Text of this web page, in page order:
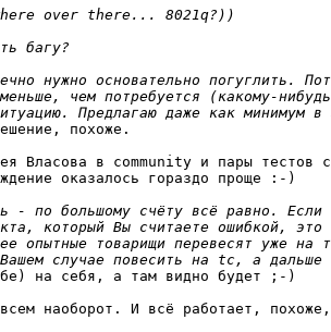
похоже.
Власова в community и пары тестов
оказалось гораздо проще :-)
на себя, а там видно будет ;-)
наоборот. И всё работает,